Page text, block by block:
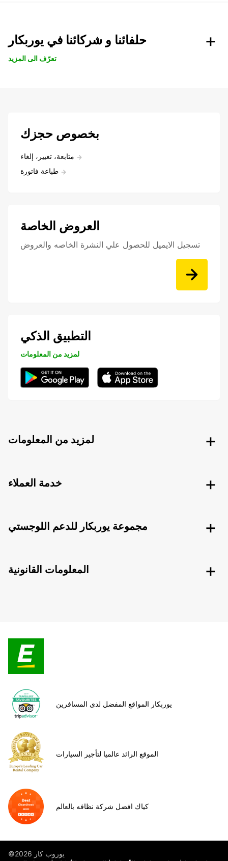
حلفائنا و شركائنا في يوربكار
تعرّف الى المزيد
بخصوص حجزك
متابعة، تغيير، إلغاء
طباعة فاتورة
العروض الخاصة
تسجيل الايميل للحصول علي النشرة الخاصه والعروض
التطبيق الذكي
لمزيد من المعلومات
لمزيد من المعلومات
خدمة العملاء
مجموعة يوربكار للدعم اللوجستي
المعلومات القانونية
يوربكار المواقع المفضل لدى المسافرين
الموقع الرائد عالميا لتأجير السيارات
كياك افضل شركة نظافه بالعالم
©يوروب كار 2026